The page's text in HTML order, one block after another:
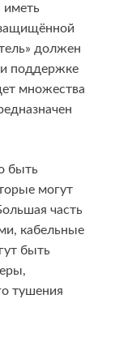
иметь
должен
поддержке
множества
быть
могут
часть
кабельные
быть
тушения